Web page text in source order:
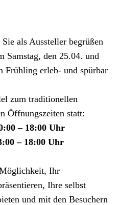
als Aussteller begrüßen
Samstag, den 25.04. und
Frühling erleb- und spürbar
zum traditionellen
Öffnungszeiten statt:
– 18:00 Uhr
– 18:00 Uhr
Ihr
Ihre selbst
und mit den Besuchern